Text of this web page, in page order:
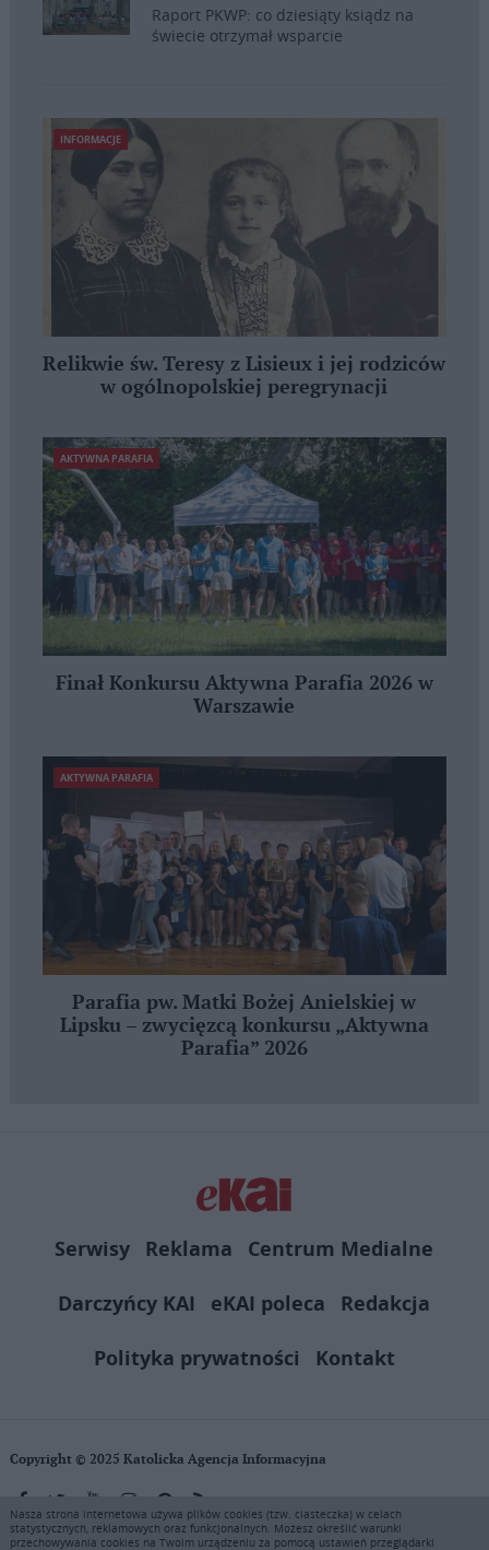
Raport PKWP: co dziesiąty ksiądz na
świecie otrzymał wsparcie
INFORMACJE
Relikwie św. Teresy z Lisieux i jej rodziców
w ogólnopolskiej peregrynacji
AKTYWNA PARAFIA
Finał Konkursu Aktywna Parafia 2026 w
Warszawie
AKTYWNA PARAFIA
Parafia pw. Matki Bożej Anielskiej w
Lipsku – zwycięzcą konkursu „Aktywna
Parafia” 2026
Serwisy Reklama
Centrum Medialne
Darczyńcy KAI
eKAI poleca
Redakcja
Polityka prywatności
Kontakt
Copyright © 2025 Katolicka Agencja Informacyjna
KAI zastrzega wszelkie prawa do serwisu. Użytkownicy mogą pobierać
Nasza strona internetowa używa plików cookies (tzw. ciasteczka) w celach
statystycznych, reklamowych oraz funkcjonalnych. Możesz określić warunki
przechowywania cookies na Twoim urządzeniu za pomocą ustawień przeglądarki